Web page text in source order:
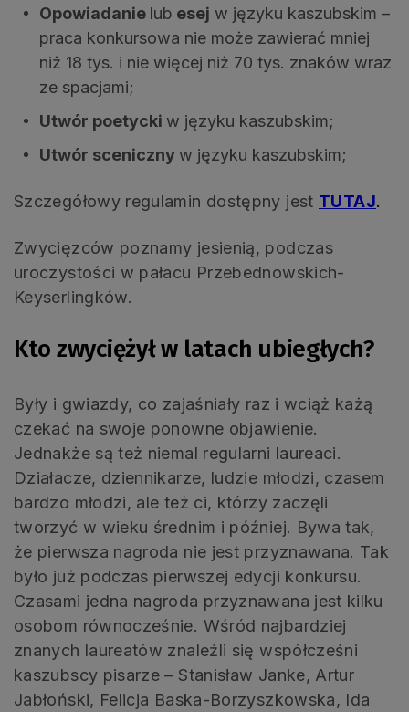
Opowiadanie lub esej w języku kaszubskim –
praca konkursowa nie może zawierać mniej
niż 18 tys. i nie więcej niż 70 tys. znaków wraz
ze spacjami;
Utwór poetycki w języku kaszubskim;
Utwór sceniczny w języku kaszubskim;
Szczegółowy regulamin dostępny jest TUTAJ.
Zwycięzców poznamy jesienią, podczas
uroczystości w pałacu Przebednowskich-
Keyserlingków.
Kto zwyciężył w latach ubiegłych?
Były i gwiazdy, co zajaśniały raz i wciąż każą
czekać na swoje ponowne objawienie.
Jednakże są też niemal regularni laureaci.
Działacze, dziennikarze, ludzie młodzi, czasem
bardzo młodzi, ale też ci, którzy zaczęli
tworzyć w wieku średnim i później. Bywa tak,
że pierwsza nagroda nie jest przyznawana. Tak
było już podczas pierwszej edycji konkursu.
Czasami jedna nagroda przyznawana jest kilku
osobom równocześnie. Wśród najbardziej
znanych laureatów znaleźli się współcześni
kaszubscy pisarze – Stanisław Janke, Artur
Jabłoński, Felicja Baska-Borzyszkowska, Ida